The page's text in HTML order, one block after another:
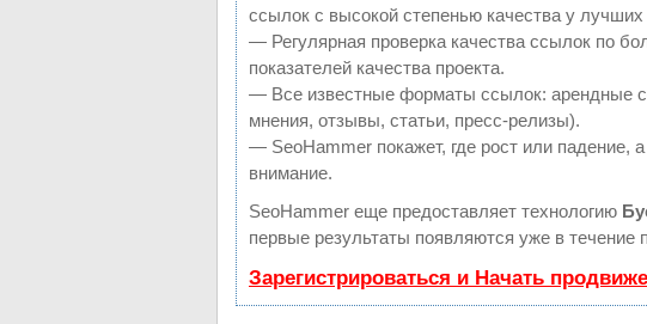
ссылок с высокой степенью качества у
— Регулярная проверка качества ссылок по
показателей качества проекта.
— Все известные форматы ссылок: арендные
мнения, отзывы, статьи, пресс-релизы).
— SeoHammer покажет, где рост или падение,
внимание.
SeoHammer еще предоставляет технологию
первые результаты появляются уже в течение
Зарегистрироваться и Начать